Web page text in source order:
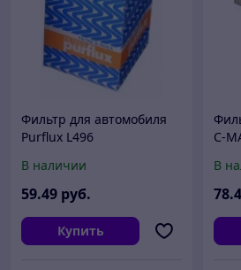
Фильтр для автомобиля
Purflux L496
В наличии
59.49 руб.
Купить
C-
19,
В
78